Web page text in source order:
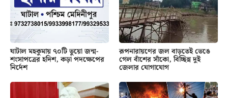
ঘাটাল মহকুমায় ৭০টি ভুয়ো জন্ম-
শংসাপত্রের হদিশ, কড়া পদক্ষেপের
নির্দেশ
রূপনারায়ণের জল বাড়তেই ভেঙে
গেল বাঁশের সাঁকো, বিচ্ছিন্ন দুই
জেলার যোগাযোগ